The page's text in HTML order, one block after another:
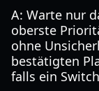
A: Warte nur
oberste
ohne
bestätigten
falls ein